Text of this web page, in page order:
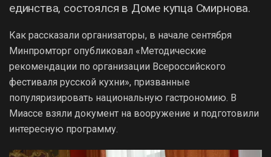
единства, состоялся в Доме купца Смирнова.
Как рассказали организаторы, в начале сентября
Минпромторг опубликовал «Методические
рекомендации по организации Всероссийского
фестиваля русской кухни», призванные
популяризировать национальную гастрономию. В
Миассе взяли документ на вооружение и подготовили
интересную программу.